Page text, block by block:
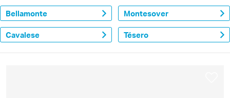
Bellamonte Montesover
Cavalese Tésero